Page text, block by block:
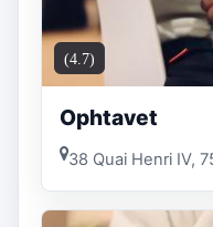
(4.7)
Ophtavet
38 Quai Henri IV,